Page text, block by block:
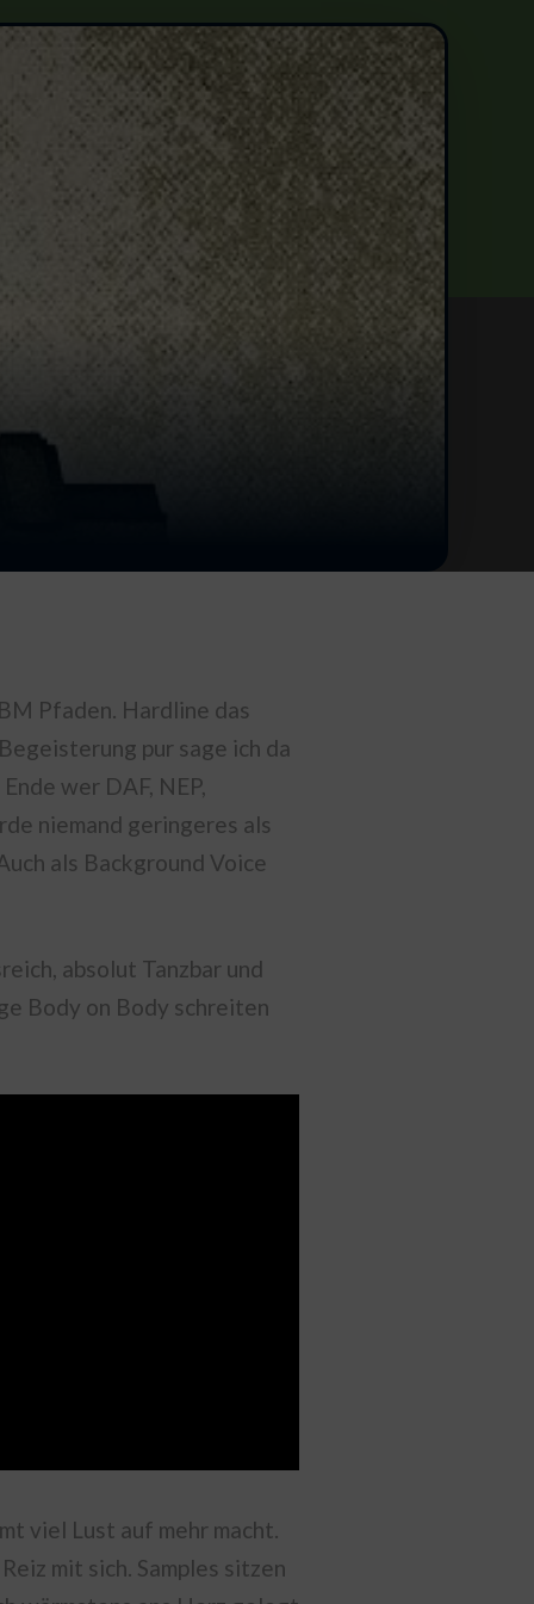
Pfaden. Hardline das
pur sage ich da
wer DAF, NEP,
niemand geringeres als
als Background Voice
absolut Tanzbar und
Body on Body schreiten
viel Lust auf mehr macht.
mit sich. Samples sitzen